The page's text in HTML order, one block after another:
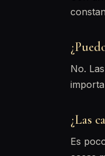
No.
¿Las
Es